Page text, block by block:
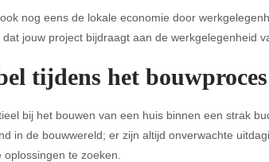
nog eens de lokale economie door
jouw project bijdraagt aan de werkgelegenheid
tijdens het bouwproces
bij het bouwen van een huis binnen een strak
in de bouwwereld; er zijn altijd onverwachte
te zoeken.